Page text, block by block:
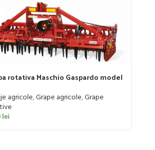
rotativa Maschio Gaspardo model
agricole,Grape agricole,Grape
lei